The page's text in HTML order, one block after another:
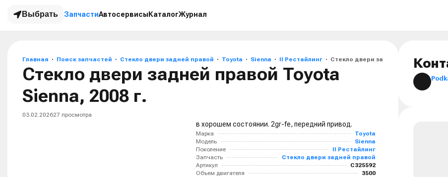
Выбрать ЗапчастиАвтосервисы КаталогЖурнал
Главная Поиск запчастей Стекло двери задней правой Toyota Sienna II Рестайлинг Стекло двери задней правой Toyota
Стекло двери задней правой Toyota
Sienna, 2008 г.
03.02.202627 просмотра
в хорошем состоянии. 2gr-fe, передний привод.
Марка
Toyota
Модель
Sienna
Поколение
II Рестайлинг
Запчасть
Стекло двери задней правой
Артикул
C325592
Объем двигателя
3500